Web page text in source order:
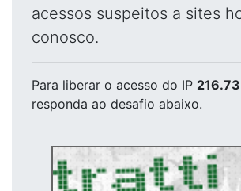
acessos suspeitos a sites
conosco.
Para liberar o acesso do IP
responda ao desafio abaixo.